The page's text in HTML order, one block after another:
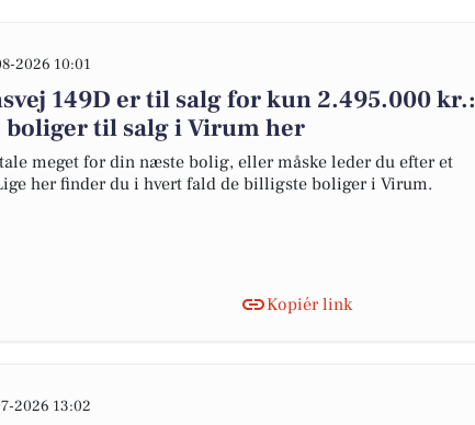
2026 10:01
149D er til salg for kun 2.495.000 kr.:
boliger til salg i Virum her
meget for din næste bolig, eller måske leder du efter et
her finder du i hvert fald de billigste boliger i Virum.
Kopiér link
2026 13:02